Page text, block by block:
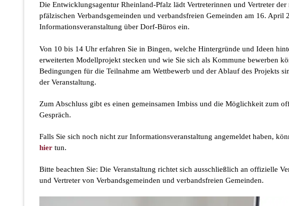
Die Entwicklungsagentur Rheinland-Pfalz lädt Vertreterinnen und Vertreter der
pfälzischen Verbandsgemeinden und verbandsfreien Gemeinden am 16. April
Informationsveranstaltung über Dorf-Büros ein.
Von 10 bis 14 Uhr erfahren Sie in Bingen, welche Hintergründe und Ideen
erweiterten Modellprojekt stecken und wie Sie sich als Kommune bewerben
Bedingungen für die Teilnahme am Wettbewerb und der Ablauf des Projekts
der Veranstaltung.
Zum Abschluss gibt es einen gemeinsamen Imbiss und die Möglichkeit zum
Gespräch.
Falls Sie sich noch nicht zur Informationsveranstaltung angemeldet haben,
hier tun.
Bitte beachten Sie: Die Veranstaltung richtet sich ausschließlich an offizielle
und Vertreter von Verbandsgemeinden und verbandsfreien Gemeinden.